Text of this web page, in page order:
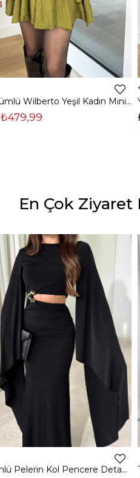
Katlı Görünümlü Wilberto Yeşil Kadın Mini Etek 25K153
₺479,99
En Çok
Dökümlü Pelerin Kol Pencere Detaylı Maxi Siyah Arlev Kadın Elbise 26Y511